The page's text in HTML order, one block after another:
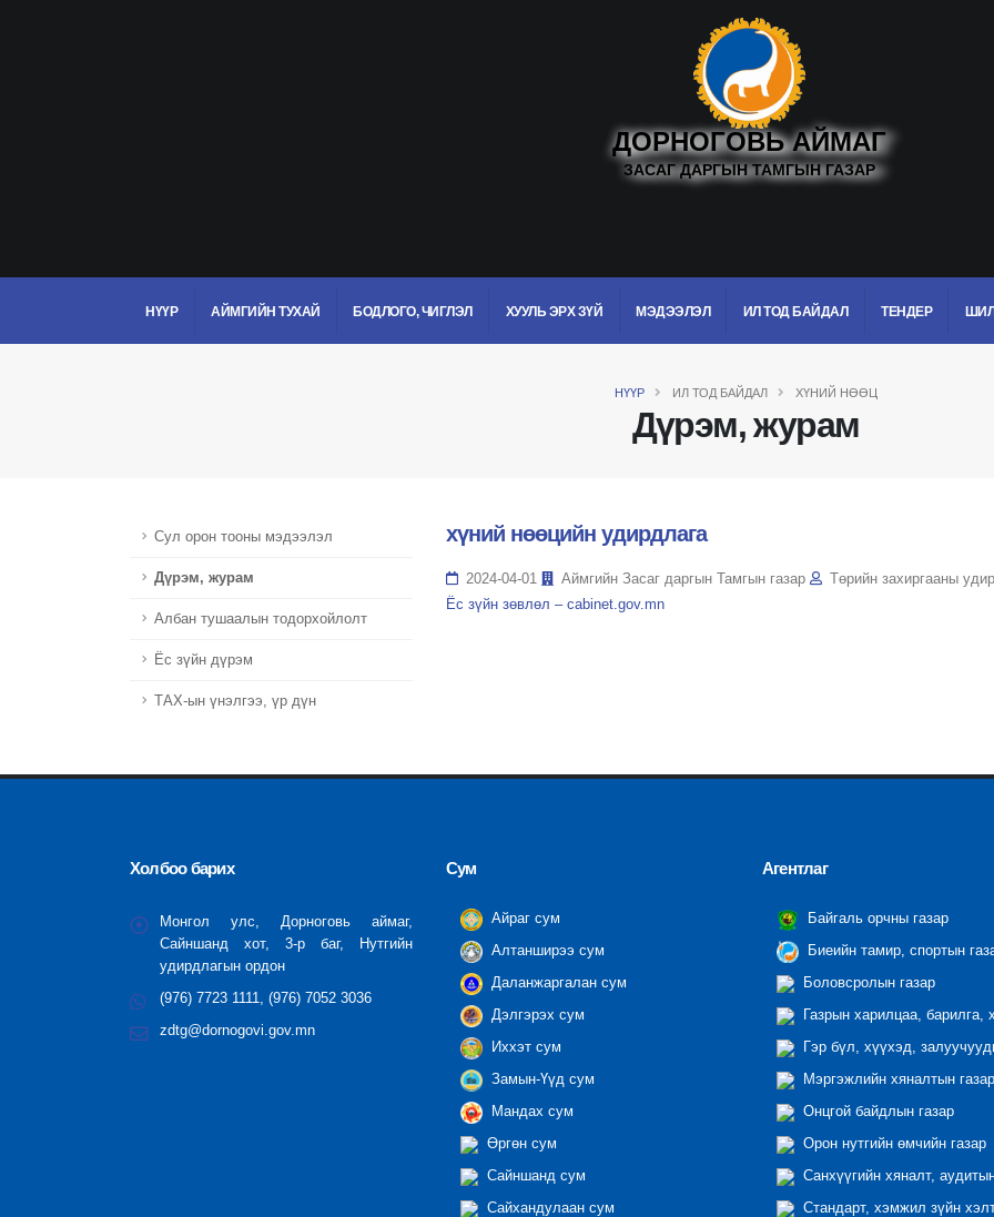
ДОРНОГОВЬ АЙМАГ
ЗАСАГ ДАРГЫН ТАМГЫН ГАЗАР
НҮҮР АЙМГИЙН ТУХАЙ БОДЛОГО, ЧИГЛЭЛ ХУУЛЬ ЭРХ ЗҮЙ МЭДЭЭЛЭЛ ИЛ ТОД БАЙДАЛ ТЕНДЕР
НҮҮР ИЛ ТОД БАЙДАЛ ХҮНИЙ НӨӨЦ
Дүрэм, журам
Сул орон тооны мэдээлэл
Дүрэм, журам
Албан тушаалын тодорхойлолт
Ёс зүйн дүрэм
ТАХ-ын үнэлгээ, үр дүн
хүний нөөцийн удирдлага
2024-04-01 Аймгийн Засаг даргын Тамгын газар Төрийн захиргааны
Ёс зүйн зөвлөл – cabinet.gov.mn
Холбоо барих
Монгол улс, Дорноговь аймаг,
Сайншанд хот, 3-р баг, Нутгийн
удирдлагын ордон
(976) 7723 1111, (976) 7052 3036
zdtg@dornogovi.gov.mn
Сум
Айраг сум
Алтанширээ сум
Даланжаргалан сум
Дэлгэрэх сум
Иххэт сум
Замын-Үүд сум
Мандах сум
Өргөн сум
Сайншанд сум
Сайхандулаан сум
Агентлаг
Байгаль орчны газар
Биеийн тамир, спортын
Боловсролын газар
Газрын харилцаа, барилга,
Гэр бүл, хүүхэд,
Мэргэжлийн хяналтын
Онцгой байдлын газар
Орон нутгийн өмчийн газар
Санхүүгийн хяналт,
Стандарт, хэмжил зүйн